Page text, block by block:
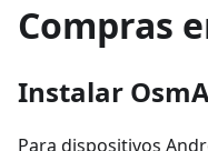
Compras
Instalar
Para dispositivos